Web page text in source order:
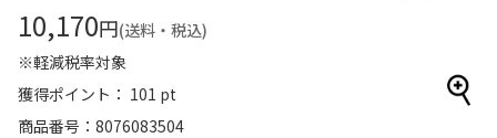
10,170円(送料・税込)
※軽減税率対象
獲得ポイント： 101 pt
商品番号
8076083504